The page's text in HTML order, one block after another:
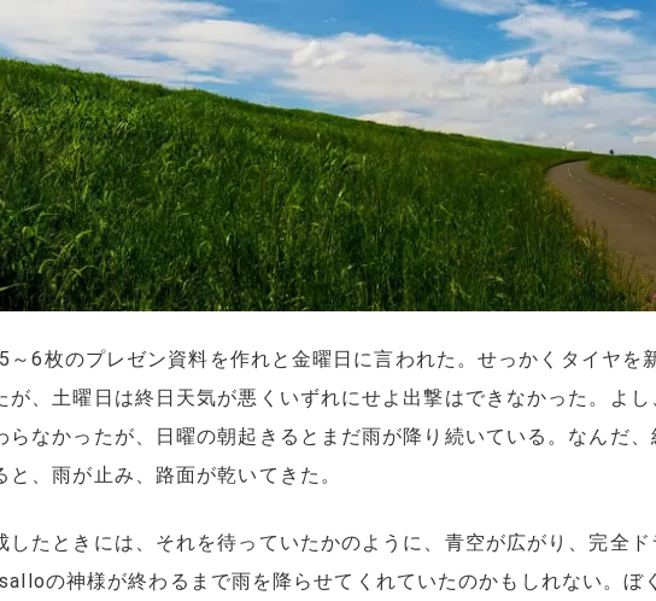
～6枚のプレゼン資料を作れと金曜日に言われた。せっかくタイヤを
が、土曜日は終日天気が悪くいずれにせよ出撃はできなかった。よ
らなかったが、日曜の朝起きるとまだ雨が降り続いている。なんだ
、雨が止み、路面が乾いてきた。
したときには、それを待っていたかのように、青空が広がり、完全
の神様が終わるまで雨を降らせてくれていたのかもしれない。ぼ